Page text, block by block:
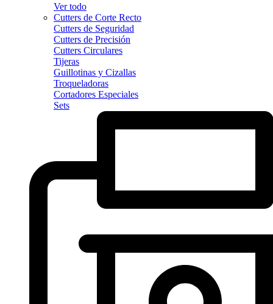
Ver todo
Cutters de Corte Recto
Cutters de Seguridad
Cutters de Precisión
Cutters Circulares
Tijeras
Guillotinas y Cizallas
Troqueladoras
Cortadores Especiales
Sets